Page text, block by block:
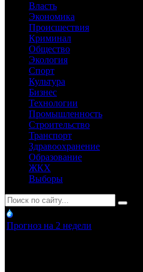
Власть
Экономика
Происшествия
Криминал
Общество
Экология
Спорт
Культура
Бизнес
Технологии
Промышленность
Строительство
Транспорт
Здравоохранение
Образование
ЖКХ
Выборы
Прогноз на 2 недели